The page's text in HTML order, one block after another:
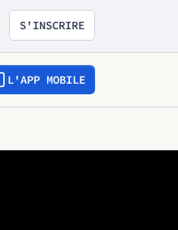
S'INSCRIRE
L'APP MOBILE